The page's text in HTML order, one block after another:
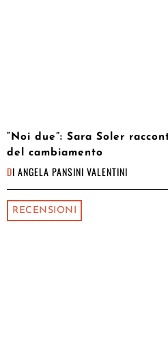
“Noi due”: Sara Soler
del cambiamento
DI ANGELA PANSINI VALENTINI
RECENSIONI